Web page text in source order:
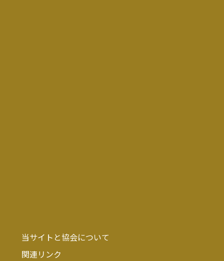
当サイトと協会について
関連リンク